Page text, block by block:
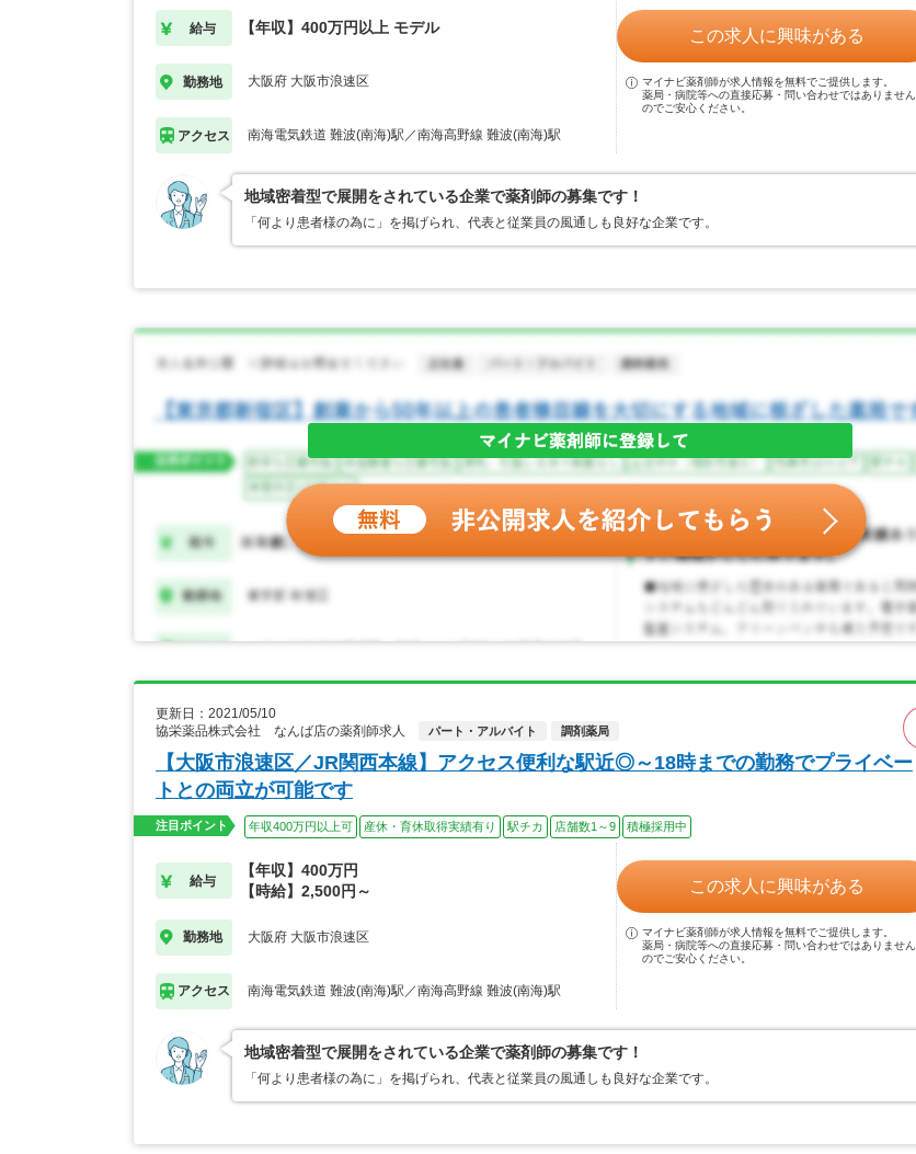
給与 【年収】400万円以上 モデル
勤務地 大阪府 大阪市浪速区
アクセス 南海電気鉄道 難波(南海)駅／南海高野線 難波(南海)駅
この求人に興味がある
マイナビ薬剤師が求人情報を無料でご提供します。
薬局・病院等への直接応募・問い合わせではありません
のでご安心ください。
地域密着型で展開をされている企業で薬剤師の募集です！
「何より患者様の為に」を掲げられ、代表と従業員の風通しも良好な企業です。
更新日：2021/05/10
協栄薬品株式会社 なんば店の薬剤師求人
パート・アルバイト 調剤薬局
【大阪市浪速区／JR関西本線】アクセス便利な駅近◎～18時までの勤務でプライベー
トとの両立が可能です
注目ポイント 年収400万円以上可 産休・育休取得実績有り 駅チカ 店舗数1～9 積極採用中
給与
【年収】400万円
【時給】2,500円～
勤務地 大阪府 大阪市浪速区
アクセス 南海電気鉄道 難波(南海)駅／南海高野線 難波(南海)駅
この求人に興味がある
マイナビ薬剤師が求人情報を無料でご提供します。
薬局・病院等への直接応募・問い合わせではありません
のでご安心ください。
地域密着型で展開をされている企業で薬剤師の募集です！
「何より患者様の為に」を掲げられ、代表と従業員の風通しも良好な企業です。